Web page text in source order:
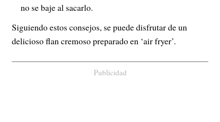
no se baje al sacarlo.
Siguiendo estos consejos, se puede disfrutar de un
delicioso flan cremoso preparado en ‘air fryer’.
Publicidad